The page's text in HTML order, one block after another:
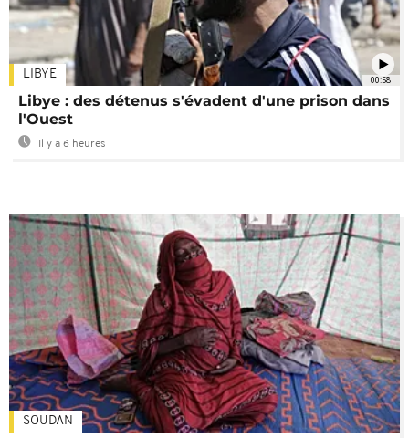
00:58
LIBYE
Libye : des détenus s'évadent d'une prison dans
l'Ouest
Il y a 6 heures
SOUDAN